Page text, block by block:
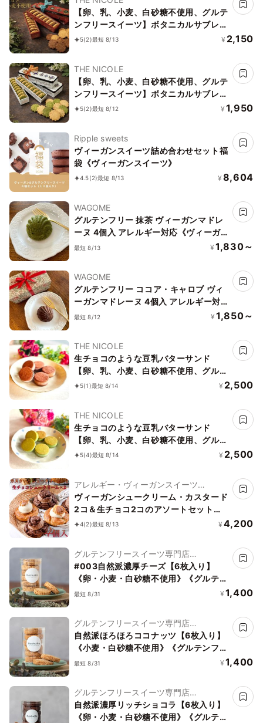
【卵、乳、小麦、白砂糖不使用、グルテ
ンフリースイーツ】ボタニカルサブレ
カカオ、黒糖バニラサブレ缶 2種アソー
5(2)最短 8/13 ¥ 2,150
THE NICOLE
【卵、乳、小麦、白砂糖不使用、グルテ
ンフリースイーツ】ボタニカルサブレ
京抹茶、黒糖バニラサブレ缶 2種アソー
5(2)最短 8/12 ¥ 1,950
Ripple sweets
ヴィーガンスイーツ詰め合わせセット福
袋《ヴィーガンスイーツ》
4.5(2)最短 8/13 ¥ 8,604
WAGOME
グルテンフリー 抹茶 ヴィーガンマドレ
ーヌ 4個入 アレルギー対応《ヴィーガ
ンスイーツ》《グルテンフリー》
最短 8/13 ¥ 1,830～
WAGOME
グルテンフリー ココア・キャロブ ヴィ
ーガンマドレーヌ 4個入 アレルギー対
応《ヴィーガンスイーツ》《グルテンフ
最短 8/12 ¥ 1,850～
THE NICOLE
生チョコのような豆乳バターサンド
【卵、乳、小麦、白砂糖不使用、グルテ
ンフリースイーツ】ボタニカルカカオサ
5(1)最短 8/14 ¥ 2,500
THE NICOLE
生チョコのような豆乳バターサンド
【卵、乳、小麦、白砂糖不使用、グルテ
ンフリースイーツ】ボタニカルサンド
ギー配慮》
5(4)最短 8/14 ¥ 2,500
アレルギー・ヴィーガンスイーツ
L'AURA(ローラ)
ヴィーガンシュークリーム・カスタード
2コ＆生チョコ2コのアソートセット
《ヴィーガンスイーツ》
4(2)最短 8/13 ¥ 4,200
グルテンフリースイーツ専門店
NachuRa(ナチュラ)-南青山-
#003自然派濃厚チーズ【6枚入り】
《卵・小麦・白砂糖不使用》《グルテン
フリー》《アレルギー配慮》
最短 8/31 ¥ 1,400
グルテンフリースイーツ専門店
NachuRa(ナチュラ)-南青山-
自然派ほろほろココナッツ【6枚入り】
《小麦・白砂糖不使用》《グルテンフリ
ー》《アレルギー配慮》
最短 8/31 ¥ 1,400
グルテンフリースイーツ専門店
NachuRa(ナチュラ)-南青山-
自然派濃厚リッチショコラ【6枚入り】
《卵・小麦・白砂糖不使用》《グルテン